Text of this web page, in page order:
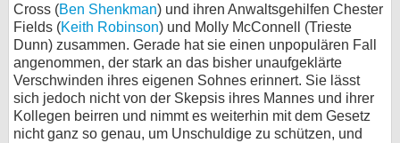
Cross (Ben Shenkman) und ihren Anwaltsgehilfen Chester
Fields (Keith Robinson) und Molly McConnell (Trieste
Dunn) zusammen. Gerade hat sie einen unpopulären Fall
angenommen, der stark an das bisher unaufgeklärte
Verschwinden ihres eigenen Sohnes erinnert. Sie lässt
sich jedoch nicht von der Skepsis ihres Mannes und ihrer
Kollegen beirren und nimmt es weiterhin mit dem Gesetz
nicht ganz so genau, um Unschuldige zu schützen, und
bei X
bei Facebook
Kontakt